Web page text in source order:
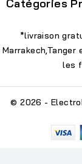
Catégories
*livraison
les
© 2026 -